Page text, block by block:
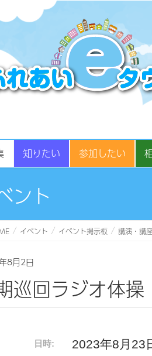
知りたい 参加したい
ント
イベント イベント掲示板 講演・講
8月2日
期巡回ラジオ体
日時: 2023年8月23